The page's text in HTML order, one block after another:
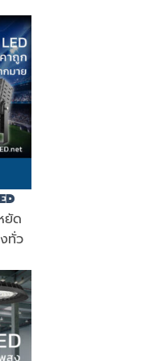
ยัด
ทั่ว